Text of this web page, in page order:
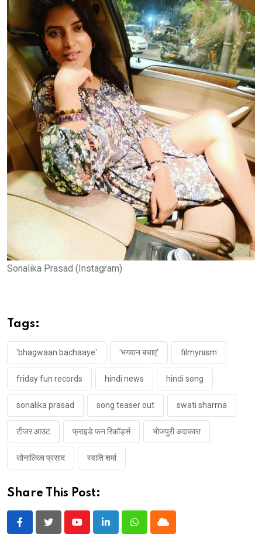
Sonalika Prasad (Instagram)
Tags:
'bhagwaan bachaaye' 'भगवान बचाए' filmynism
friday fun records hindi news hindi song
sonalika prasad song teaser out swati sharma
टीजर आउट फ्राइडे फन रिकॉर्ड्स भोजपुरी अदाकारा
सोनालिका प्रसाद स्वाति शर्मा
Share This Post:
YoutubeLinkedInWhatsappCloud